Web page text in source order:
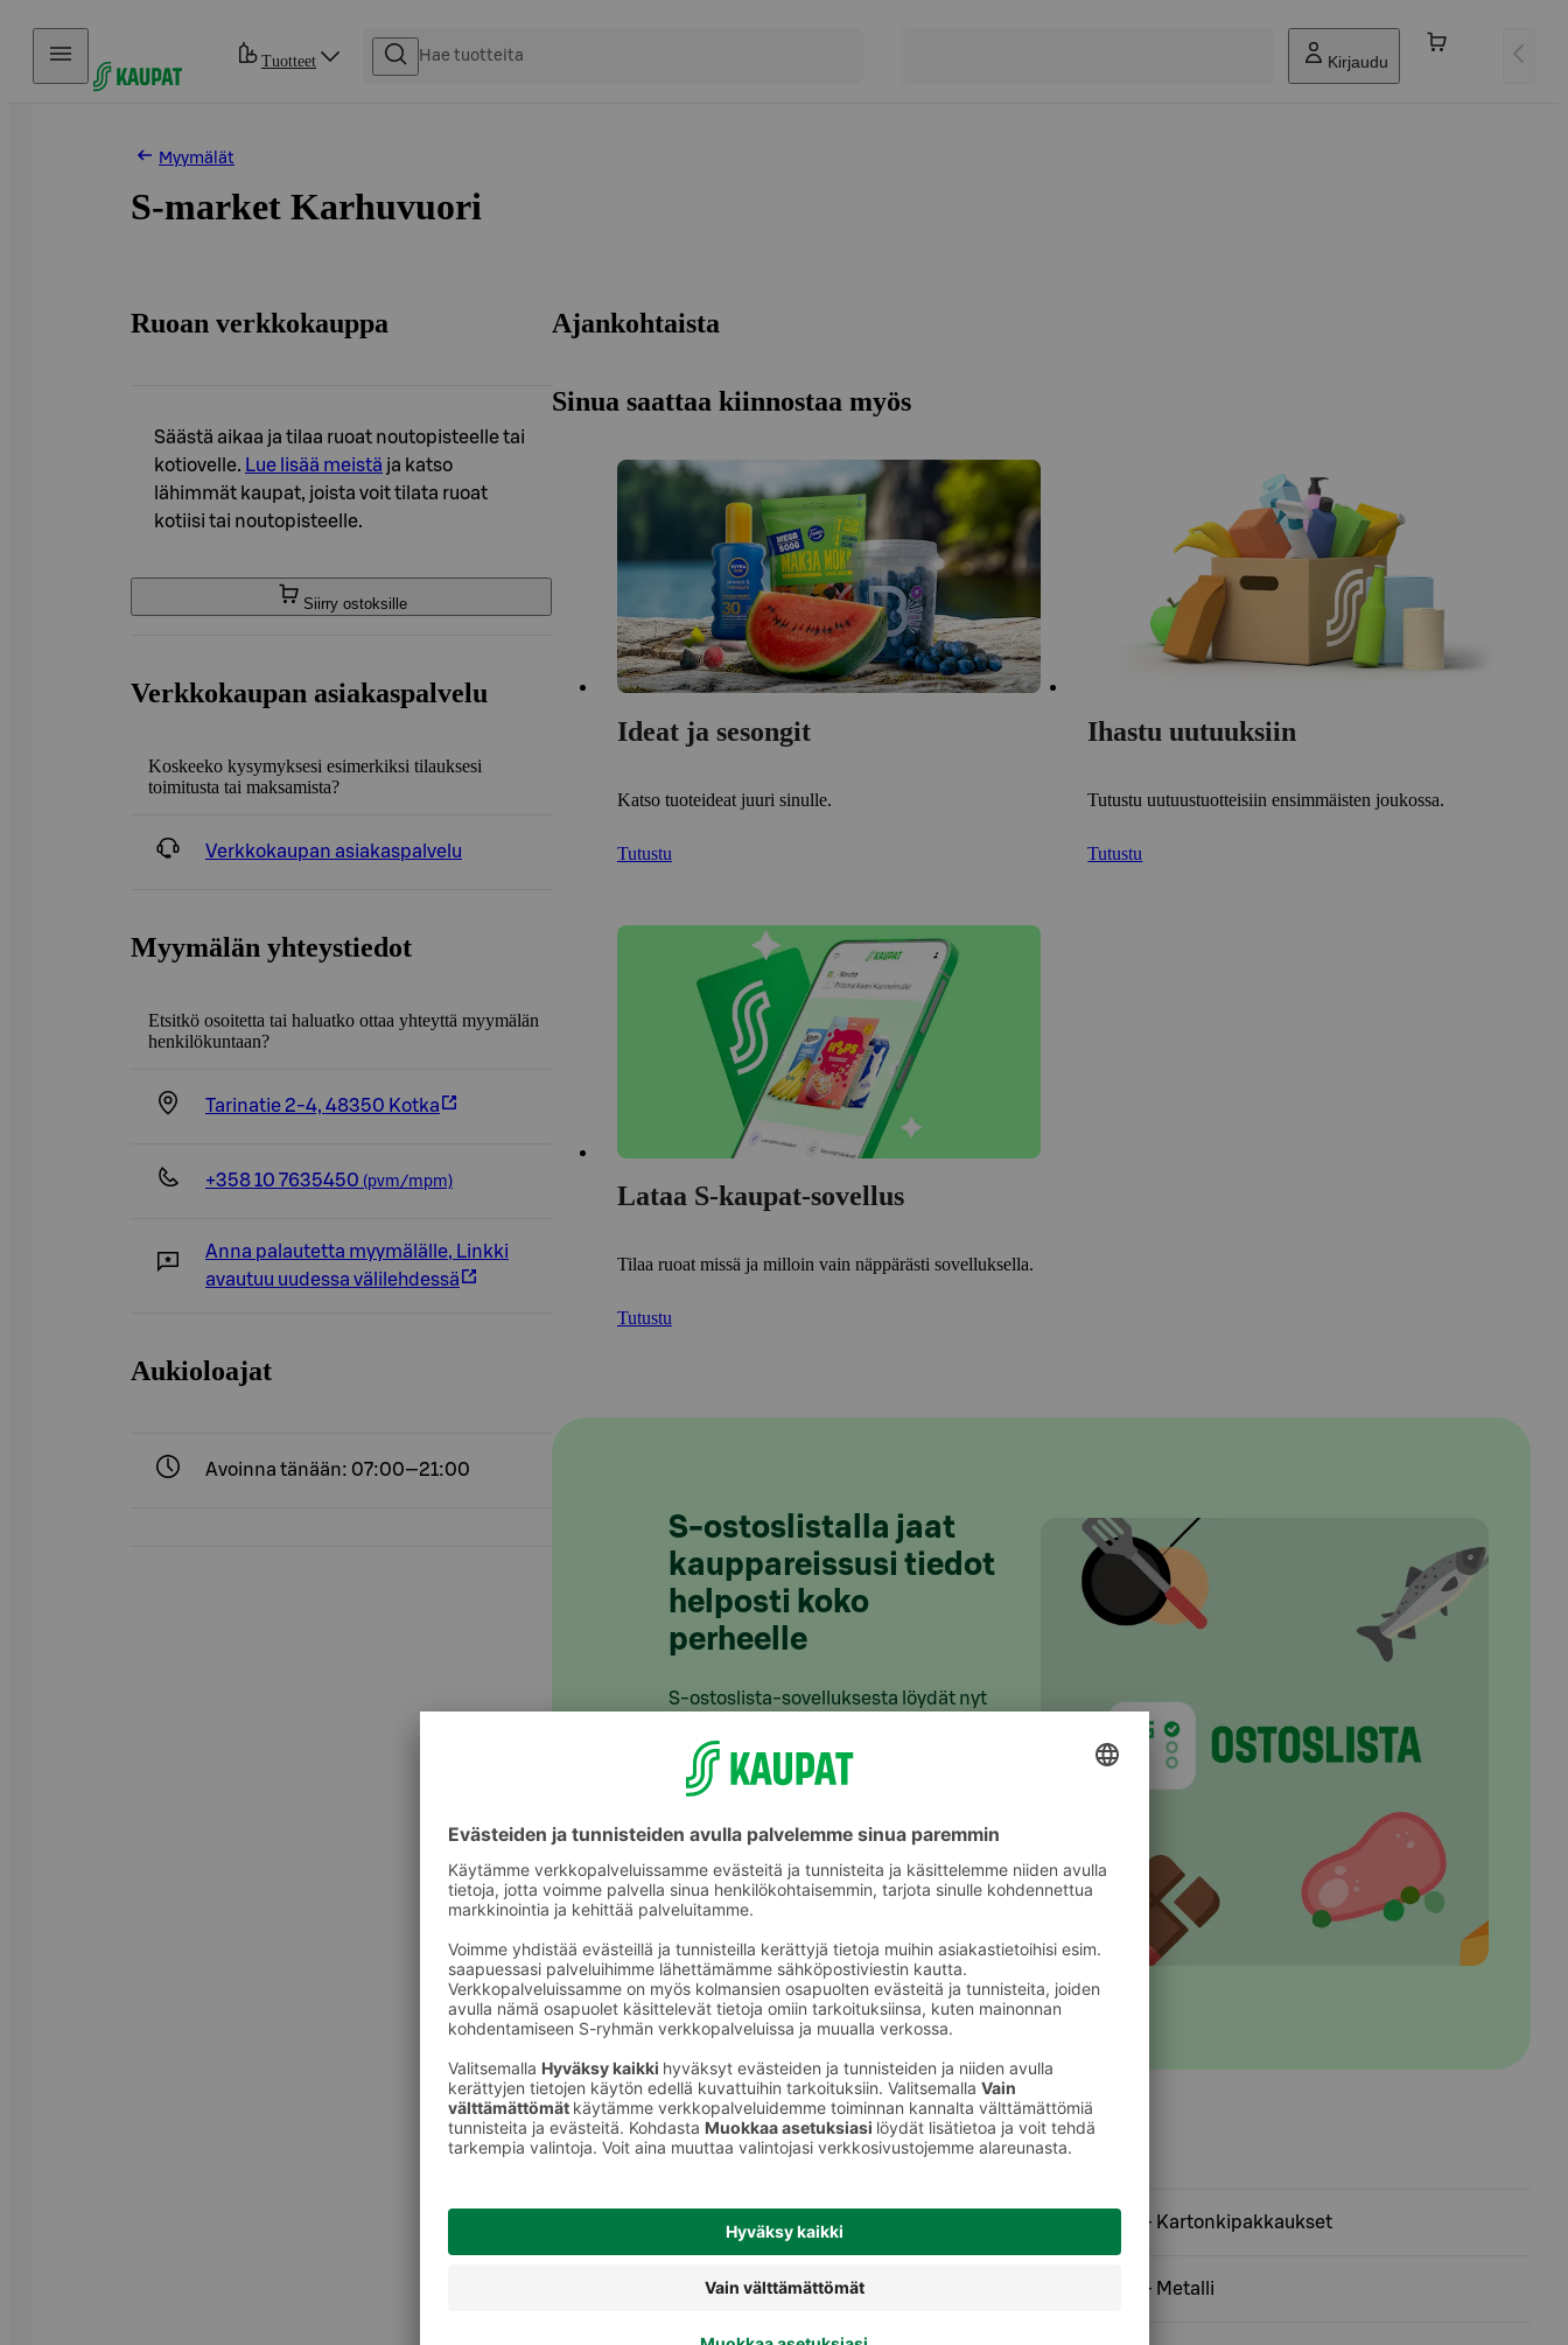
Hyppää sisältöön
Tuotteet Kirjaudu
Myymälät
S-market Karhuvuori
Ruoan verkkokauppa
Säästä aikaa ja tilaa ruoat noutopisteelle tai
kotiovelle. Lue lisää meistä ja katso
lähimmät kaupat, joista voit tilata ruoat
kotiisi tai noutopisteelle.
Siirry ostoksille
Verkkokaupan asiakaspalvelu
Koskeeko kysymyksesi esimerkiksi tilauksesi
toimitusta tai maksamista?
Verkkokaupan asiakaspalvelu
Myymälän yhteystiedot
Etsitkö osoitetta tai haluatko ottaa yhteyttä myymälän
henkilökuntaan?
Tarinatie 2-4, 48350 Kotka
+358 10 7635450 (pvm/mpm)
Anna palautetta myymälälle, Linkki
avautuu uudessa välilehdessä
Aukioloajat
Avoinna tänään: 07:00—21:00
Ajankohtaista
Sinua saattaa kiinnostaa myös
Ideat ja sesongit
Katso tuoteideat juuri sinulle.
Tutustu
Ihastu uutuuksiin
Tutustu uutuustuotteisiin ensimmäisten joukossa.
Tutustu
Lataa S-kaupat-sovellus
Tilaa ruoat missä ja milloin vain näppärästi sovelluksella.
Tutustu
S-ostoslistalla jaat
kauppareissusi tiedot
helposti koko
perheelle
S-ostoslista-sovelluksesta löydät nyt
valikoimat ja tuotteiden hinnat. Voit
rakentaa ostoslistan kätevästi
perheenjäsenille täydennettäväksi.
S-kaupat-ruokaverkkokaupassa voit
tehdä ostoslistasi
kotiin tai noutopisteelle.
Lataa S-ostoslista-sovellus
Palvelut
Ekopiste - Kartonkipakkaukset
Ekopiste - Lasipakkaukset Ekopiste - Metalli